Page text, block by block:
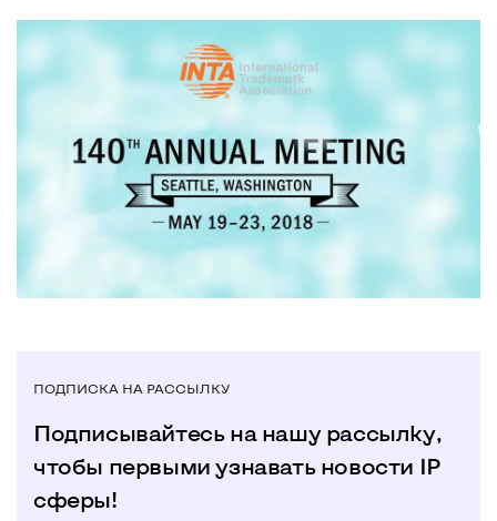
ПОДПИСКА НА РАССЫЛКУ
Подписывайтесь на нашу рассылку,
чтобы первыми узнавать новости IP
сферы!